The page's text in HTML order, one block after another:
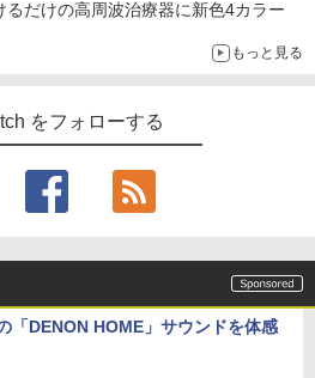
だけの高周波治療器に新色4カラー
もっと見る
をフォローする
「DENON HOME」サウンドを体感